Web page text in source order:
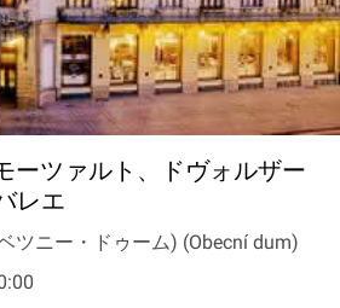
ーツァルト、ドヴォルザー
レエ
ツニー・ドゥーム) (Obecní dum)